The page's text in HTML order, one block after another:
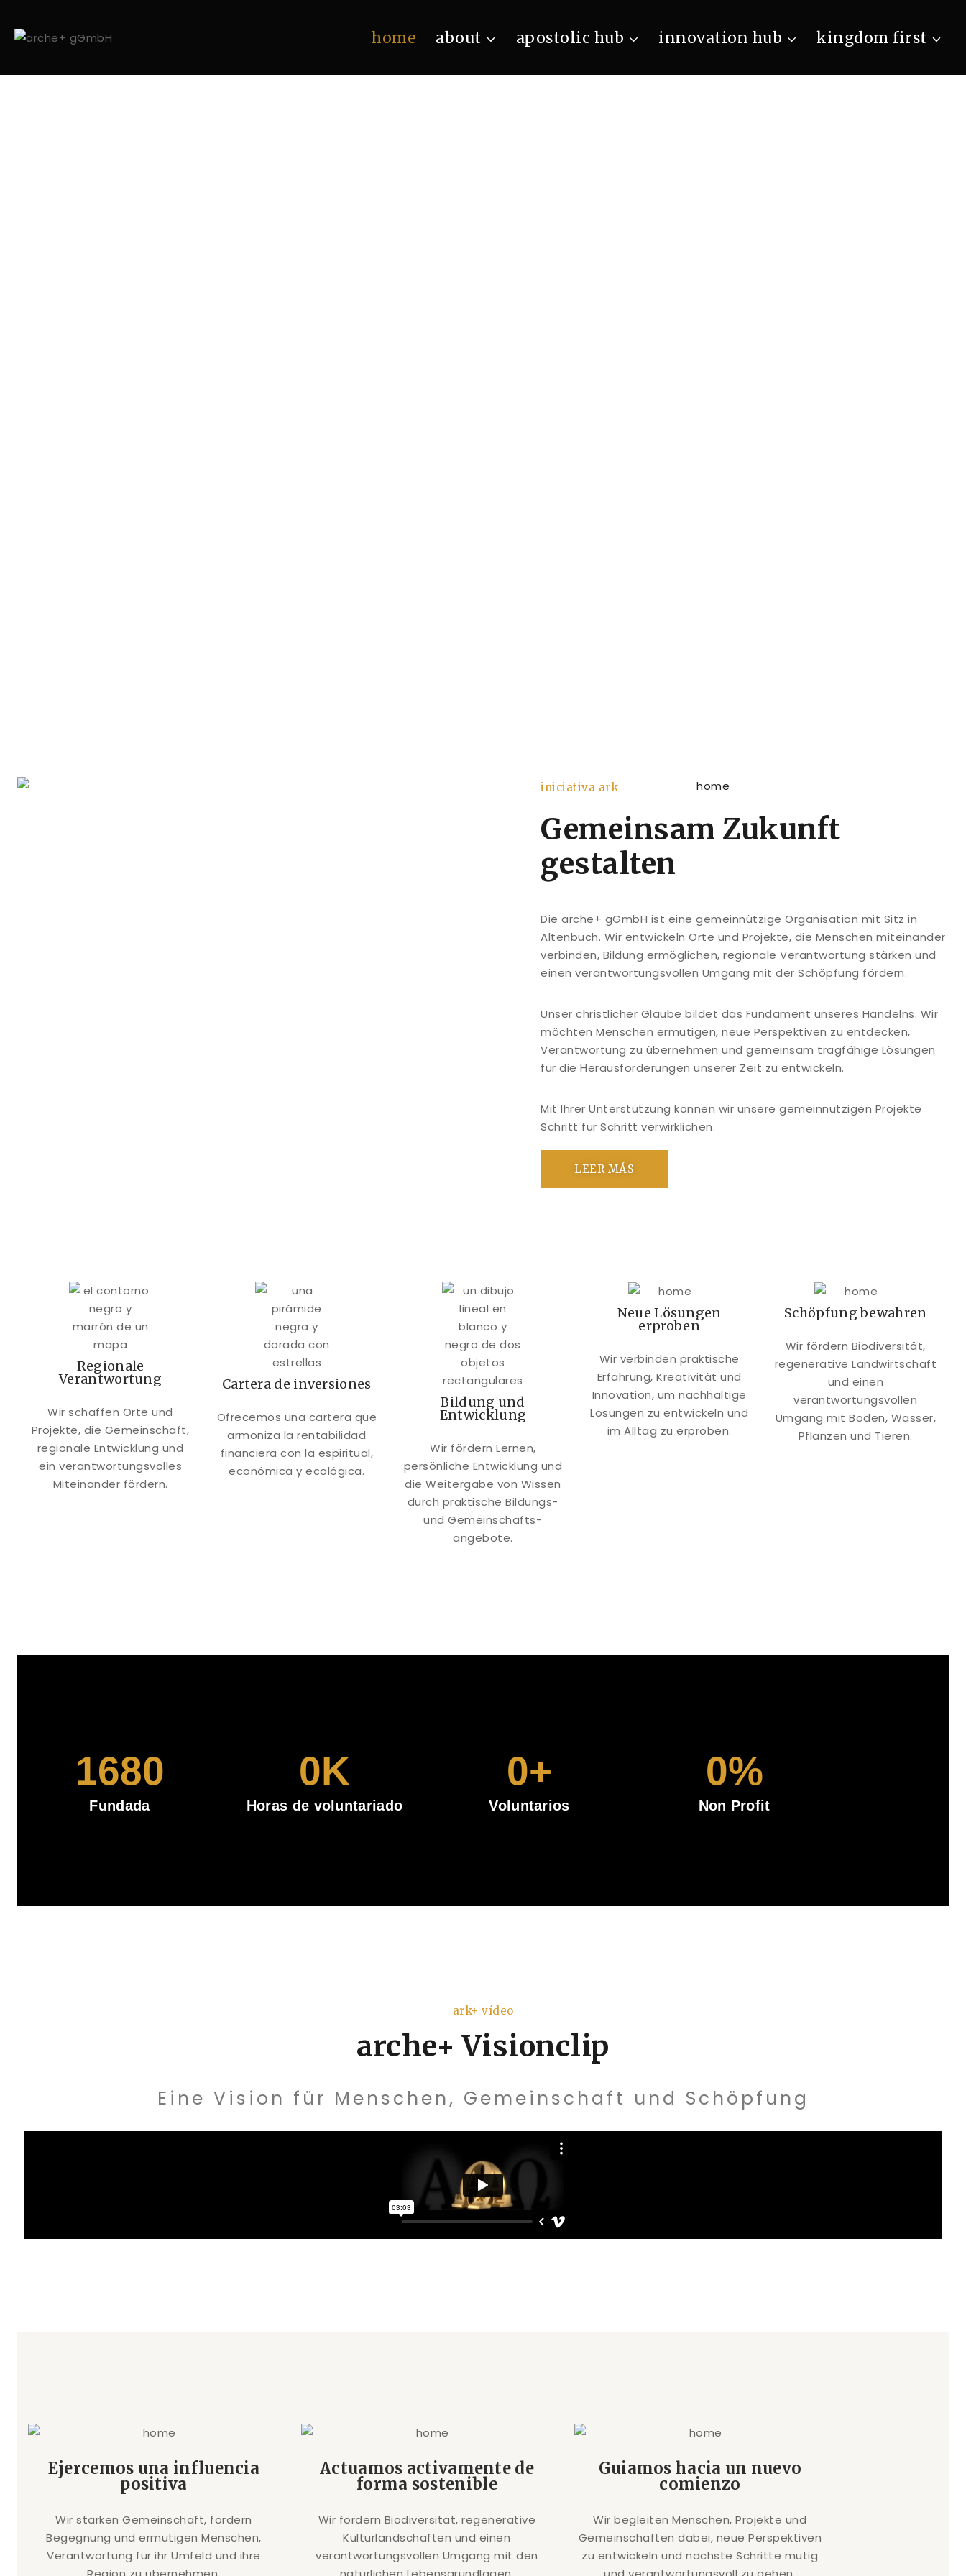
home about apostolic hub innovation hub kingdom first
iniciativa ark
Gemeinsam Zukunft
gestalten
Die arche+ gGmbH ist eine gemeinnützige Organisation mit Sitz in
Altenbuch. Wir entwickeln Orte und Projekte, die Menschen miteinander
verbinden, Bildung ermöglichen, regionale Verantwortung stärken und
einen verantwortungsvollen Umgang mit der Schöpfung fördern.
Unser christlicher Glaube bildet das Fundament unseres Handelns. Wir
möchten Menschen ermutigen, neue Perspektiven zu entdecken,
Verantwortung zu übernehmen und gemeinsam tragfähige Lösungen
für die Herausforderungen unserer Zeit zu entwickeln.
Mit Ihrer Unterstützung können wir unsere gemeinnützigen Projekte
Schritt für Schritt verwirklichen.
LEER MÁS
Regionale
Verantwortung
Wir schaffen Orte und
Projekte, die Gemeinschaft,
regionale Entwicklung und
ein verantwortungsvolles
Miteinander fördern.
Cartera de inversiones
Ofrecemos una cartera que
armoniza la rentabilidad
financiera con la espiritual,
económica y ecológica.
Bildung und
Entwicklung
Wir fördern Lernen,
persönliche Entwicklung und
die Weitergabe von Wissen
durch praktische Bildungs-
und Gemeinschafts-
angebote.
Neue Lösungen
erproben
Wir verbinden praktische
Erfahrung, Kreativität und
Innovation, um nachhaltige
Lösungen zu entwickeln und
im Alltag zu erproben.
Schöpfung bewahren
Wir fördern Biodiversität,
regenerative Landwirtschaft
und einen
verantwortungsvollen
Umgang mit Boden, Wasser,
Pflanzen und Tieren.
Fundada
1680
Horas de voluntariado
0K
Voluntarios
0+
Non Profit
0%
ark+ vídeo
arche+ Visionclip
Eine Vision für Menschen, Gemeinschaft und Schöpfung
Ejercemos una influencia
positiva
Wir stärken Gemeinschaft, fördern
Begegnung und ermutigen Menschen,
Verantwortung für ihr Umfeld und ihre
Actuamos activamente de
forma sostenible
Wir fördern Biodiversität, regenerative
Kulturlandschaften und einen
verantwortungsvollen Umgang mit den
Guiamos hacia un nuevo
comienzo
Wir begleiten Menschen, Projekte und
Gemeinschaften dabei, neue Perspektiven
zu entwickeln und nächste Schritte mutig